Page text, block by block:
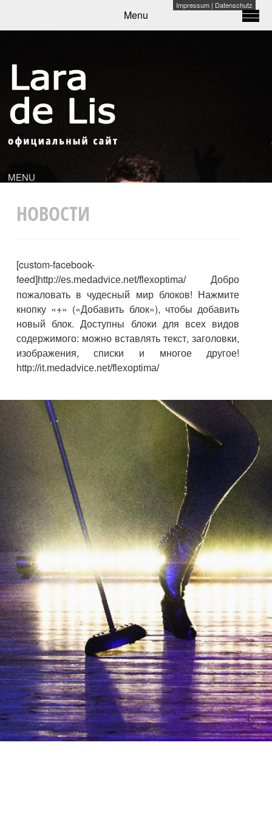
Impressum | Datenschutz
Menu
MENU
НОВОСТИ
[custom-facebook-
feed]http://es.medadvice.net/flexoptima/Добро
пожаловать в чудесный мир блоков! Нажмите
кнопку «+» («Добавить блок»), чтобы добавить
новый блок. Доступны блоки для всех видов
содержимого: можно вставлять текст, заголовки,
изображения, списки и многое другое!
http://it.medadvice.net/flexoptima/